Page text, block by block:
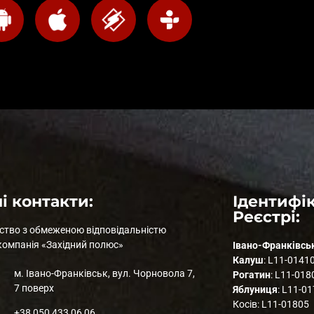
контакти:
з обмеженою відповідальністю
«Західний полюс»
м. Івано-Франківськ, вул. Чорновола 7,
7 поверх
Реєстрі:
Івано-
Калуш: L11-
Рогатин: L11-
Яблуниця: L11-
Косів: L11-01805